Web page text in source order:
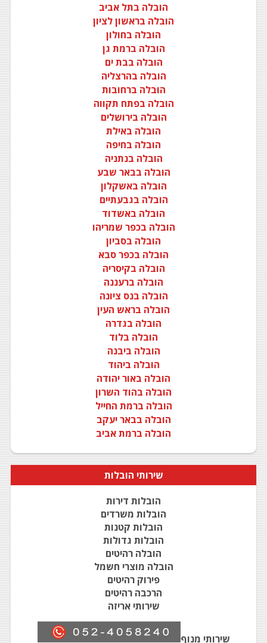
הובלה בתל אביב
הובלה בראשון לציון
הובלה בחולון
הובלה ברמת גן
הובלה בבת ים
הובלה בהרצליה
הובלה ברחובות
הובלה בפתח תקווה
הובלה בירושלים
הובלה באילת
הובלה בחיפה
הובלה בנתניה
הובלה בבאר שבע
הובלה באשקלון
הובלה בגבעתיים
הובלה באשדוד
הובלה בכפר שמריהו
הובלה בסביון
הובלה בכפר סבא
הובלה בקיסריה
הובלה ברעננה
הובלה בנס ציונה
הובלה בראש העין
הובלה בגדרה
הובלה בלוד
הובלה ביבנה
הובלה ביהוד
הובלה באור יהודה
הובלה בהוד השרון
הובלה ברמת החייל
הובלה בבאר יעקב
הובלה ברמת אביב
שירותי הובלות
הובלות דירות
הובלות משרדים
הובלות קטנות
הובלות גדולות
הובלה רהיטים
הובלה מוצרי חשמל
פירוק רהיטים
הרכבה רהיטים
שירותי אריזה
שירותי מנוף